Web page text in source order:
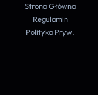
Strona Główna
Regulamin
Polityka Pryw.